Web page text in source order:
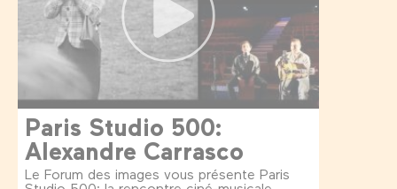
Paris Studio 500:
Alexandre Carrasco
Le Forum des images vous présente Paris